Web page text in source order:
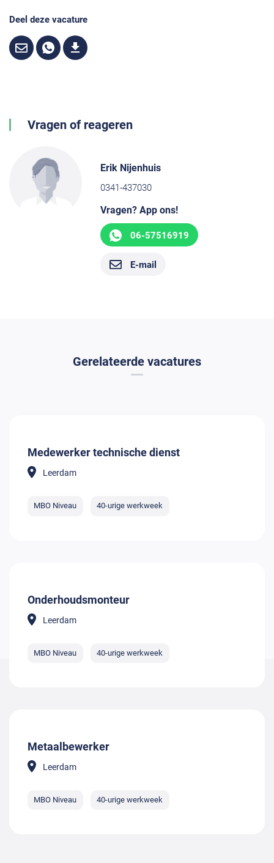
Deel deze vacature
Vragen of reageren
Erik Nijenhuis
0341-437030
Vragen? App ons!
06-57516919
E-mail
Gerelateerde vacatures
Medewerker technische dienst
Leerdam
MBO Niveau 40-urige werkweek
Onderhoudsmonteur
Leerdam
MBO Niveau 40-urige werkweek
Metaalbewerker
Leerdam
MBO Niveau 40-urige werkweek